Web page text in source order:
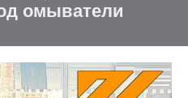
омыватели